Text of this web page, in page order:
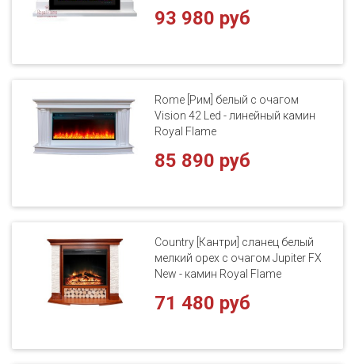
93 980 руб
Rome [Рим] белый с очагом
Vision 42 Led - линейный камин
Royal Flame
85 890 руб
Country [Кантри] сланец белый
мелкий орех с очагом Jupiter FX
New - камин Royal Flame
71 480 руб